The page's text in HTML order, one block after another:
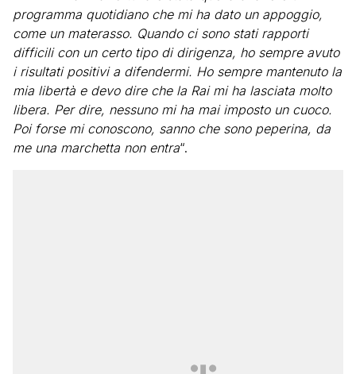
programma quotidiano che mi ha dato un appoggio,
come un materasso. Quando ci sono stati rapporti
difficili con un certo tipo di dirigenza, ho sempre avuto
i risultati positivi a difendermi. Ho sempre mantenuto la
mia libertà e devo dire che la Rai mi ha lasciata molto
libera. Per dire, nessuno mi ha mai imposto un cuoco.
Poi forse mi conoscono, sanno che sono peperina, da
me una marchetta non entra“.